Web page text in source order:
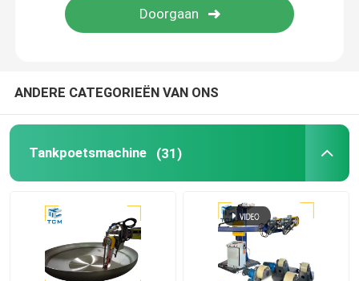
Kegelbuigmachine
Oppoetsende verbruiksgoederen
ANDERE CATEGORIEËN VAN ONS
Tankpoetsmachine (31)